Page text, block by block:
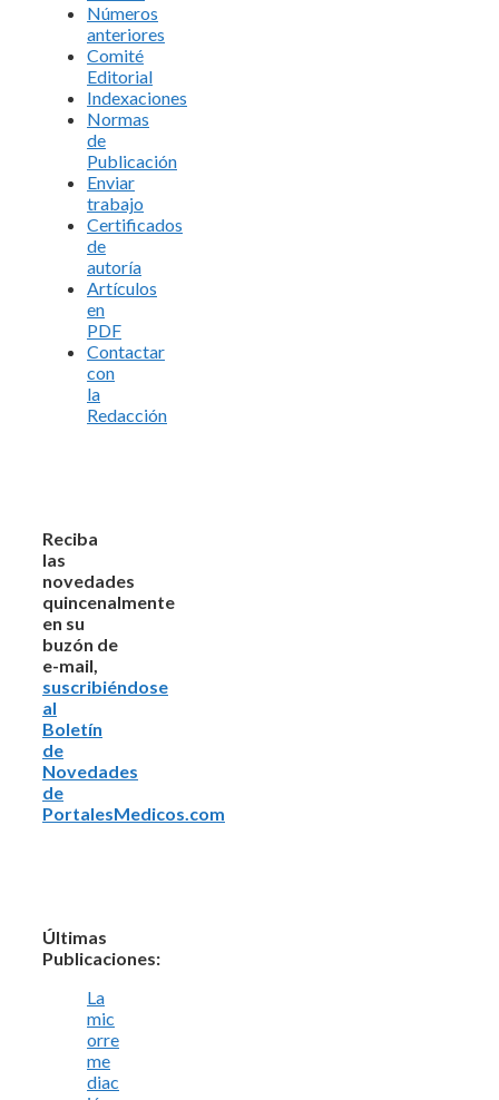
Números
anteriores
Comité
Editorial
Indexaciones
Normas
de
Publicación
Enviar
trabajo
Certificados
de
autoría
Artículos
en
PDF
Contactar
con
la
Redacción
Reciba
las
novedades
quincenalmente
en su
buzón de
e-mail,
suscribiéndose
al
Boletín
de
Novedades
de
PortalesMedicos.com
Últimas
Publicaciones:
La
mic
orre
me
diac